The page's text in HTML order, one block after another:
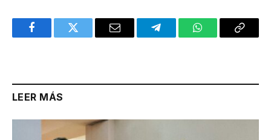
FacebookTwitter Email TelegramWhatsAppCopy
LEER MÁS